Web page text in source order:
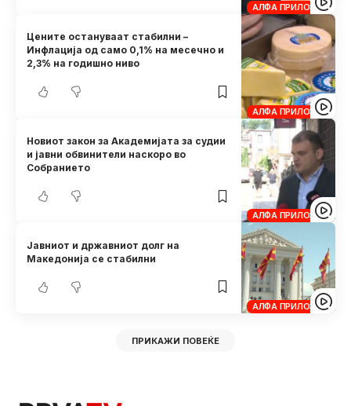
АЛФА ПРИЛОЗИ
АЛФА ПРИЛОЗИ
Цените остануваат стабилни –
Инфлација од само 0,1% на месечно и
2,3% на годишно ниво
АЛФА ПРИЛОЗИ
Новиот закон за Академијата за судии
и јавни обвинители наскоро во
Собранието
АЛФА ПРИЛОЗИ
Јавниот и државниот долг на
Македонија се стабилни
ПРИКАЖИ ПОВЕЌЕ